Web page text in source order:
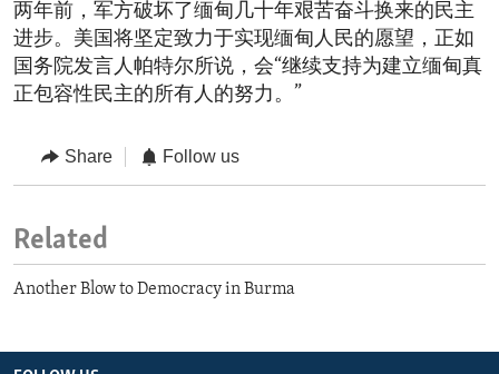
两年前，军方破坏了缅甸几十年艰苦奋斗换来的民主
进步。美国将坚定致力于实现缅甸人民的愿望，正如
国务院发言人帕特尔所说，会“继续支持为建立缅甸真
正包容性民主的所有人的努力。”
Share Follow us
Related
Another Blow to Democracy in Burma